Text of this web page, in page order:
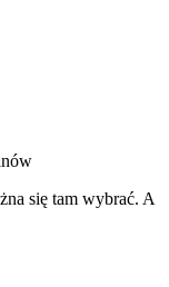
się tam wybrać. A